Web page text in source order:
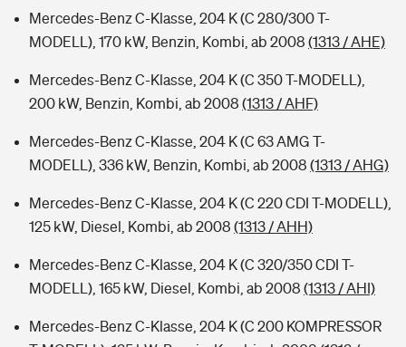
Mercedes-Benz C-Klasse, 204 K (C 280/300 T-
MODELL), 170 kW, Benzin, Kombi, ab 2008 (1313 / AHE)
Mercedes-Benz C-Klasse, 204 K (C 350 T-MODELL),
200 kW, Benzin, Kombi, ab 2008 (1313 / AHF)
Mercedes-Benz C-Klasse, 204 K (C 63 AMG T-
MODELL), 336 kW, Benzin, Kombi, ab 2008 (1313 / AHG)
Mercedes-Benz C-Klasse, 204 K (C 220 CDI T-MODELL),
125 kW, Diesel, Kombi, ab 2008 (1313 / AHH)
Mercedes-Benz C-Klasse, 204 K (C 320/350 CDI T-
MODELL), 165 kW, Diesel, Kombi, ab 2008 (1313 / AHI)
Mercedes-Benz C-Klasse, 204 K (C 200 KOMPRESSOR